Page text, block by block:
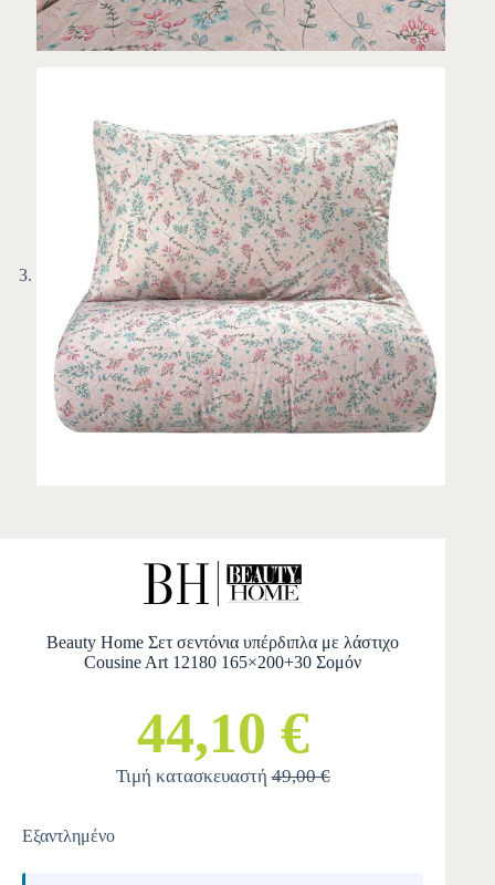
Beauty Home Σετ σεντόνια υπέρδιπλα με λάστιχο
Cousine Art 12180 165×200+30 Σομόν
44,10 €
Τιμή κατασκευαστή49,00 €
Εξαντλημένο